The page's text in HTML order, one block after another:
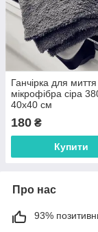
Ганчірка для
мікрофібра сіра
40x40 см
180 ₴
Купити
Про нас
93%